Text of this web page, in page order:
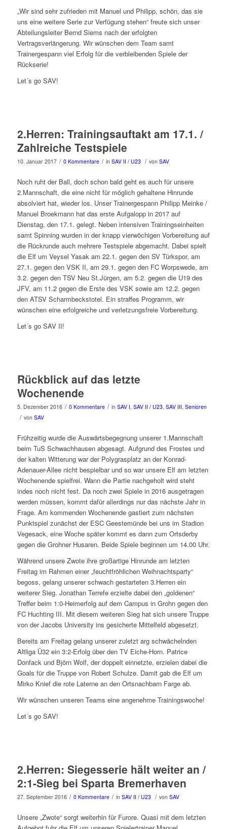
„Wir sind sehr zufrieden mit Manuel und Philipp, schön, das sie
uns eine weitere Serie zur Verfügung stehen“ freute sich unser
Abteilungsleiter Bernd Siems nach der erfolgten
Vertragsverlängerung. Wir wünschen dem Team samt
Trainergespann viel Erfolg für die verbleibenden Spiele der
Rückserie!
Let´s go SAV!
2.Herren: Trainingsauftakt am 17.1. /
Zahlreiche Testspiele
10. Januar 2017 / 0 Kommentare / in SAV II / U23 / von SAV
Noch ruht der Ball, doch schon bald geht es auch für unsere
2.Mannschaft, die eine nicht für möglich gehaltene Hinrunde
absolviert hat, wieder los. Unser Trainergespann Philipp Meinke /
Manuel Broekmann hat das erste Aufgalopp in 2017 auf
Dienstag, den 17.1. gelegt. Neben intensiven Trainingseinheiten
samt Spinning wurden in der knapp vierwöchigen Vorbereitung auf
die Rückrunde auch mehrere Testspiele abgemacht. Dabei spielt
die Elf um Veysel Yasak am 22.1. gegen den SV Türkspor, am
27.1. gegen den VSK II, am 29.1. gegen den FC Worpswede, am
3.2. gegen den TSV Neu St.Jürgen, am 5.2. gegen die U19 des
JFV, am 11.2 gegen die Erste des VSK sowie am 12.2. gegen
den ATSV Scharmbeckstotel. Ein straffes Programm, wir
wünschen eine erfolgreiche und verletzungsfreie Vorbereitung.
Let´s go SAV II!
Rückblick auf das letzte
Wochenende
5. Dezember 2016 / 0 Kommentare / in SAV I SAV II / U23, SAV III Senioren
/ von SAV
Frühzeitig wurde die Auswärtsbegegnung unserer 1.Mannschaft
beim TuS Schwachhausen abgesagt. Aufgrund des Frostes und
der kalten Witterung war der Polygrasplatz an der Konrad-
Adenauer-Allee nicht bespielbar und so war unsere Elf am letzten
Wochenende spielfrei. Wann die Partie nachgeholt wird steht
indes noch nicht fest. Da noch zwei Spiele in 2016 ausgetragen
werden müssen, kommt dafür allerdings nur das nächste Jahr in
Frage. Am kommenden Wochenende gastiert zum nächsten
Punktspiel zunächst der ESC Geestemünde bei uns im Stadion
Vegesack, eine Woche später kommt es dann zum Ortsderby
gegen die Grohner Husaren. Beide Spiele beginnen um 14.00 Uhr.
Während unsere Zwote ihre großartige Hinrunde am letzten
Freitag im Rahmen einer „feuchtfröhlichen Weihnachtsparty“
begoss, gelang unserer schwach gestarteten 3.Herren ein
weiterer Sieg. Jonathan Terrefe erzielte dabei den „goldenen“
Treffer beim 1:0-Heimerfolg auf dem Campus in Grohn gegen den
FC Huchting III. Mit diesem weiteren Sieg hat sich unsere Truppe
von der Jacobs University ins gesicherte Mittelfeld abgesetzt.
Bereits am Freitag gelang unserer zuletzt arg schwächelnden
Altliga Ü32 ein 3:2-Erfolg über den TV Eiche-Horn. Patrice
Donfack und Björn Wolf, der doppelt einnetzte, erzielen dabei die
Goals für die Truppe von Robert Schulze. Damit gab die Elf um
Mirko Knief die rote Laterne an den Ortsnachbarn Farge ab.
Wir wünschen unseren Teams eine angenehme Trainingswoche!
Let´s go SAV!
2.Herren: Siegesserie hält weiter an /
2:1-Sieg bei Sparta Bremerhaven
27. September 2016 / 0 Kommentare / in SAV II / U23 / von SAV
Unsere „Zwote“ sorgt weiterhin für Furore. Quasi mit dem letzten